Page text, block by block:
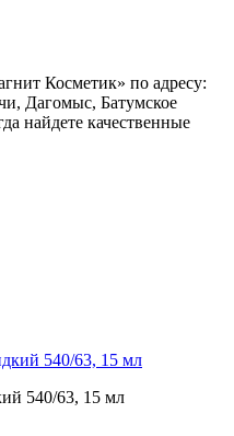
Косметик» по адресу:
Дагомыс, Батумское
найдете качественные
540/63, 15 мл